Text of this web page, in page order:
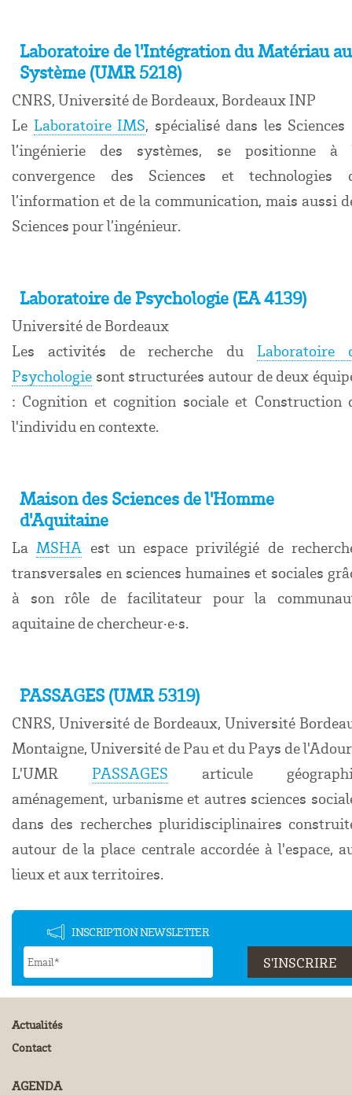
Laboratoire de l'Intégration du Matériau au
Système (UMR 5218)
CNRS, Université de Bordeaux, Bordeaux INP
Le Laboratoire IMS, spécialisé dans les Sciences
l’ingénierie des systèmes, se positionne à
convergence des Sciences et technologies
l’information et de la communication, mais aussi
Sciences pour l’ingénieur.
Laboratoire de Psychologie (EA 4139)
Université de Bordeaux
Les activités de recherche du Laboratoire
Psychologie sont structurées autour de deux
: Cognition et cognition sociale et Construction
l'individu en contexte.
Maison des Sciences de l'Homme
d'Aquitaine
La MSHA est un espace privilégié de
transversales en sciences humaines et sociales
à son rôle de facilitateur pour la
aquitaine de chercheur·e·s.
PASSAGES (UMR 5319)
CNRS, Université de Bordeaux, Université
Montaigne, Université de Pau et du Pays de l'Adour
L'UMR PASSAGES articule
aménagement, urbanisme et autres sciences
dans des recherches pluridisciplinaires
autour de la place centrale accordée à l'espace,
lieux et aux territoires.
INSCRIPTION NEWSLETTER
Actualités
Contact
AGENDA